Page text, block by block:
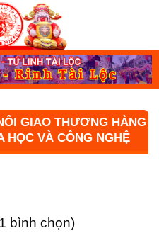
GIAO THƯƠNG HÀNG
HỌC VÀ CÔNG NGHỆ
bình chọn)